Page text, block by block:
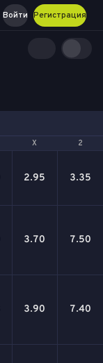
Регистрация
Войти
Х 2
Х 2
2.95 3.35
3.70 7.50
3.90 7.40